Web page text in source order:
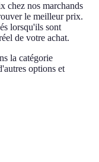
chez nos marchands
le meilleur prix.
lorsqu'ils sont
de votre achat.
la catégorie
options et